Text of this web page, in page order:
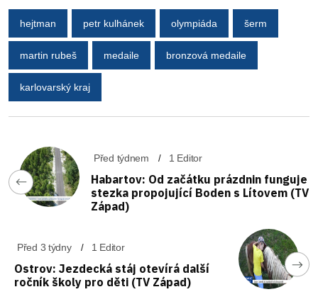
hejtman petr kulhánek olympiáda šerm
martin rubeš medaile bronzová medaile
karlovarský kraj
Před týdnem 1 Editor
Habartov: Od začátku prázdnin funguje
stezka propojující Boden s Lítovem (TV
Západ)
Před 3 týdny 1 Editor
Ostrov: Jezdecká stáj otevírá další
ročník školy pro děti (TV Západ)